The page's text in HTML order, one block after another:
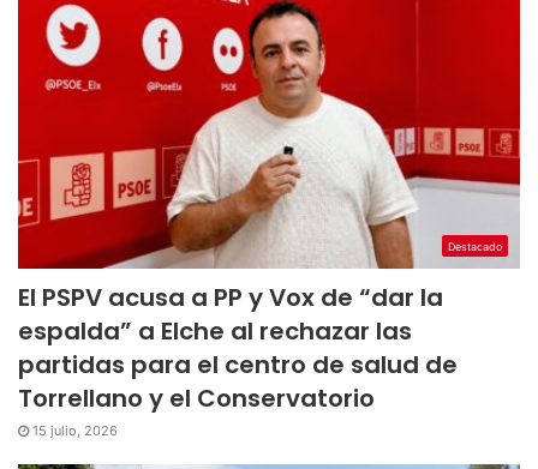
Destacado
El PSPV acusa a PP y Vox de “dar la
espalda” a Elche al rechazar las
partidas para el centro de salud de
Torrellano y el Conservatorio
15 julio, 2026